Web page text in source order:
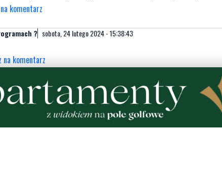
komentarz
? sobota, 24 lutego 2024 - 15:38:43
na komentarz
- 09:24:05
balbina zwyrola.
na komentarz